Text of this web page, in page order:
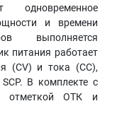
одновременное
и времени
выполняется
питания работает
(CV) и тока (CC),
В комплекте с
отметкой ОТК и